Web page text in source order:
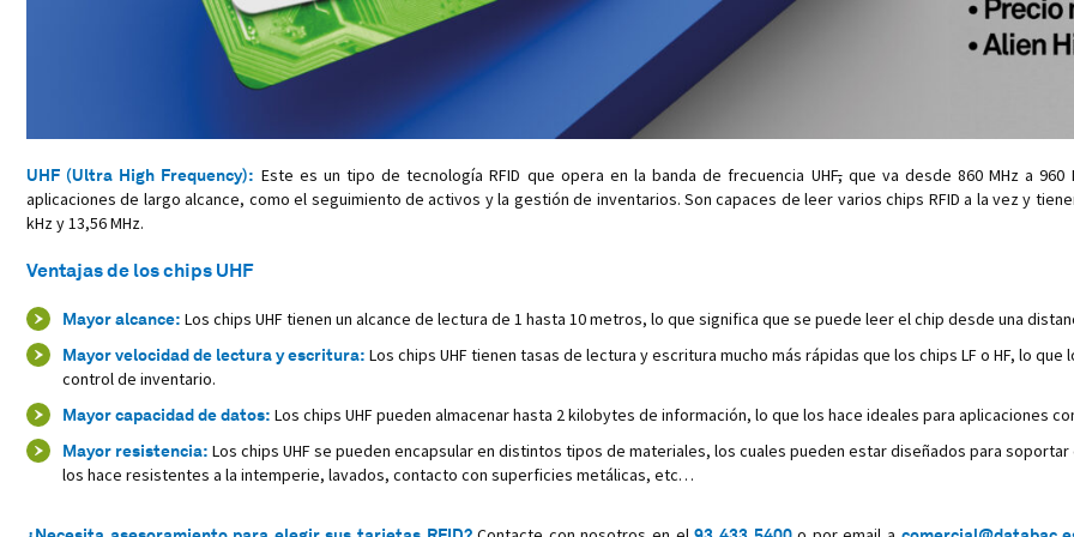
UHF (Ultra High Frequency): Este es un tipo de tecnología RFID que opera en la banda de frecuencia UHF,que va desde 860 MHz a 960
aplicaciones de largo alcance, como el seguimiento de activos y la gestión de inventarios. Son capaces de leer varios chips RFID a la vez y
kHz y 13,56 MHz.
Ventajas de los chips UHF
Mayor alcance: Los chips UHF tienen un alcance de lectura de 1 hasta 10 metros, lo que significa que se puede leer el chip desde una
Mayor velocidad de lectura y escritura: Los chips UHF tienen tasas de lectura y escritura mucho más rápidas que los chips LF o HF, lo
control de inventario.
Mayor capacidad de datos: Los chips UHF pueden almacenar hasta 2 kilobytes de información, lo que los hace ideales para aplicaciones
Mayor resistencia: Los chips UHF se pueden encapsular en distintos tipos de materiales, los cuales pueden estar diseñados para
los hace resistentes a la intemperie, lavados, contacto con superficies metálicas, etc…